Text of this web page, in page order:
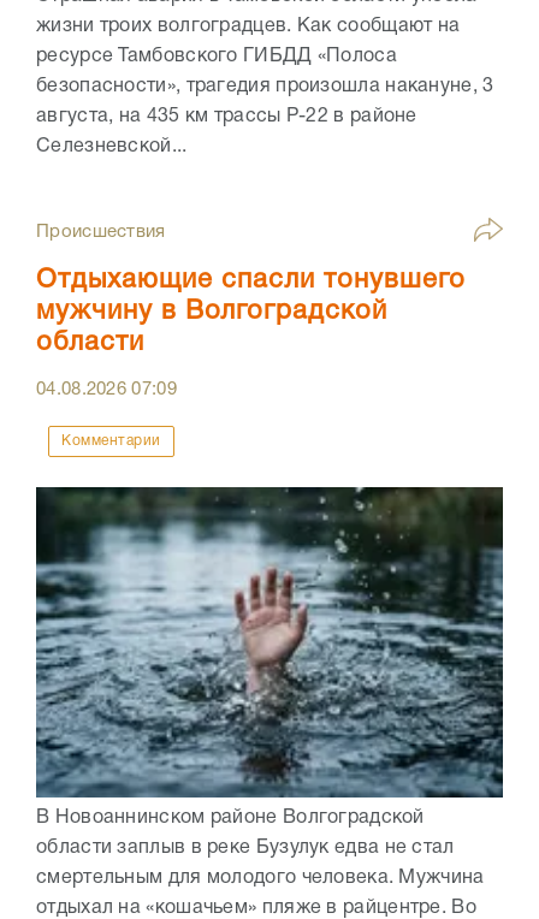
жизни троих волгоградцев. Как сообщают на
ресурсе Тамбовского ГИБДД «Полоса
безопасности», трагедия произошла накануне, 3
августа, на 435 км трассы Р-22 в районе
Селезневской...
Происшествия
Отдыхающие спасли тонувшего
мужчину в Волгоградской
области
04.08.202607:09
Комментарии
В Новоаннинском районе Волгоградской
области заплыв в реке Бузулук едва не стал
смертельным для молодого человека. Мужчина
отдыхал на «кошачьем» пляже в райцентре. Во